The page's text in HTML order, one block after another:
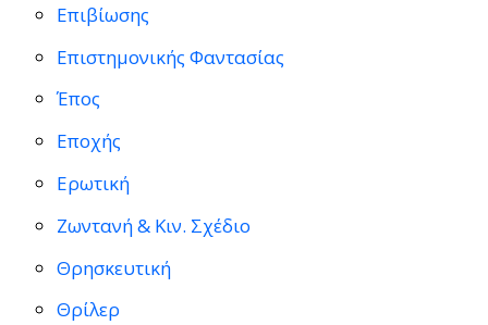
Επιβίωσης
Επιστημονικής Φαντασίας
Έπος
Εποχής
Ερωτική
Ζωντανή & Κιν. Σχέδιο
Θρησκευτική
Θρίλερ